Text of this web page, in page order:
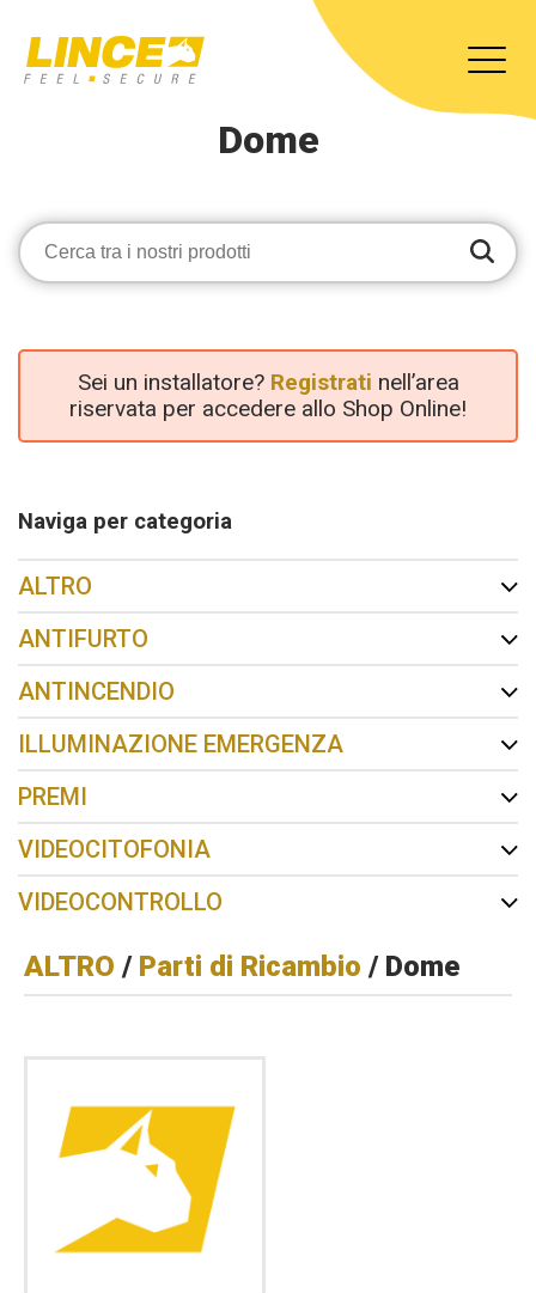
Dome
Sei un installatore? Registrati nell’area
riservata per accedere allo Shop Online!
Naviga per categoria
ALTRO
ANTIFURTO
ANTINCENDIO
ILLUMINAZIONE EMERGENZA
PREMI
VIDEOCITOFONIA
VIDEOCONTROLLO
ALTRO / Parti di Ricambio / Dome